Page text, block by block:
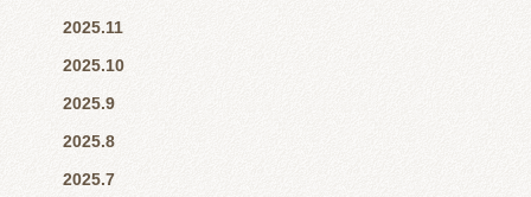
2025.11
2025.10
2025.9
2025.8
2025.7